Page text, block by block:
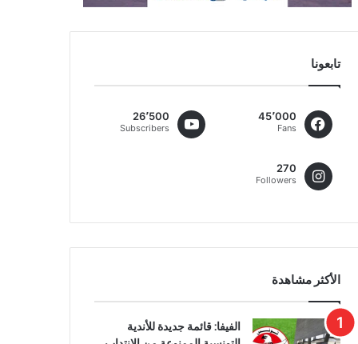
تابعونا
45٬000
Fans
26٬500
Subscribers
270
Followers
الأكثر مشاهدة
الفيفا: قائمة جديدة للأندية